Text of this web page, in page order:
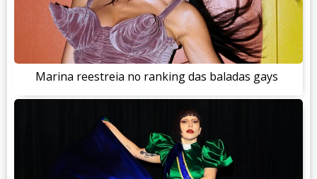
Marina reestreia no ranking das baladas gays